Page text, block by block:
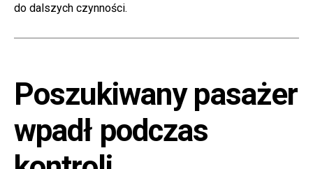
do dalszych czynności.
Poszukiwany pasażer
wpadł podczas